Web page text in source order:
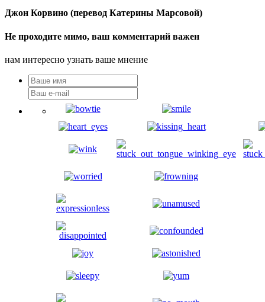
Джон Корвино (перевод Катерины Марсовой)
Не проходите мимо, ваш комментарий важен
нам интересно узнать ваше мнение